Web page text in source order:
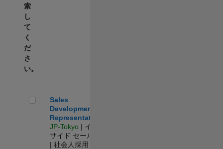
索
し
て
く
だ
さ
い。
Sales Development Representative
Sales
Development
Representative
JP-Tokyo | イン
サイド セールス
| 社会人採用